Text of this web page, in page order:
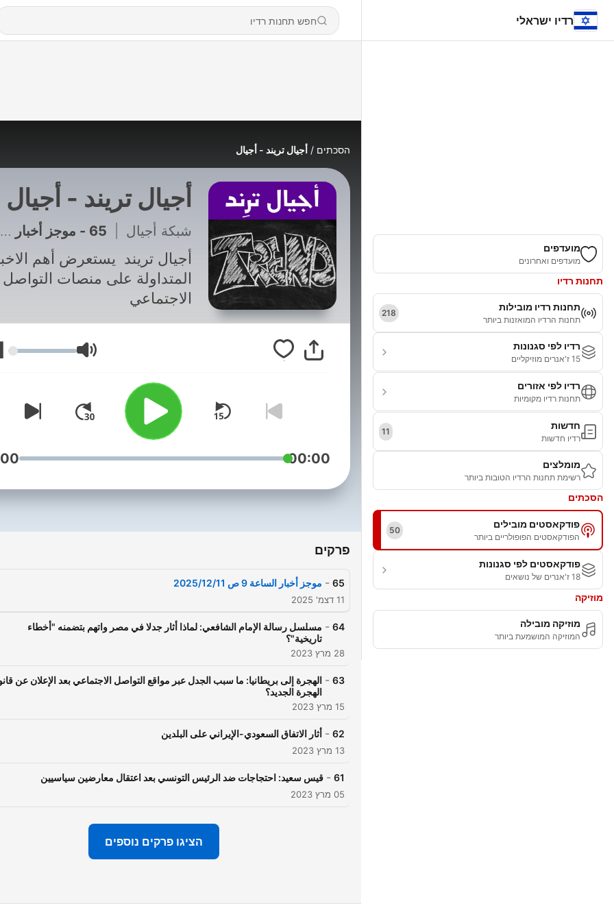
רדיו ישראלי
מועדפים
מועדפים ואחרונים
תחנות רדיו
תחנות רדיו מובילות
תחנות הרדיו המואזנות ביותר
218
רדיו לפי סגנונות
15 ז'אנרים מוזיקליים
רדיו לפי אזורים
תחנות רדיו מקומיות
חדשות
רדיו חדשות
11
מומלצים
רשימת תחנות הרדיו הטובות ביותר
הסכתים
פודקאסטים מובילים
הפודקאסטים הפופולריים ביותר
50
פודקאסטים לפי סגנונות
18 ז'אנרים של נושאים
מוזיקה
מוזיקה מובילה
המוזיקה המושמעת ביותר
הסכתים أجيال تريند - أجيال
أجيال تريند - أجيال
شبكة أجيال 65 - موجز أخبار الساعة 9 ص 2025/12/11
أجيال تريند يستعرض أهم
المتداولة على منصات التواصل
الاجتماعي
עוצמת שמע
00:00
פרקים
65
- موجز أخبار الساعة 9 ص 2025/12/11
11 דצמ' 2025
64
- مسلسل رسالة الإمام الشافعي: لماذا أثار جدلا في مصر واتهم بتضمنه "أخطاء
تاريخية"؟
28 מרץ 2023
63
- الهجرة إلى بريطانيا: ما سبب الجدل عبر مواقع التواصل الاجتماعي بعد الإعلان عن
الهجرة الجديد؟
15 מרץ 2023
62
- أثار الاتفاق السعودي-الإيراني على البلدين
13 מרץ 2023
61
- قيس سعيد: احتجاجات ضد الرئيس التونسي بعد اعتقال معارضين سياسيين
05 מרץ 2023
הציגו פרקים נוספים